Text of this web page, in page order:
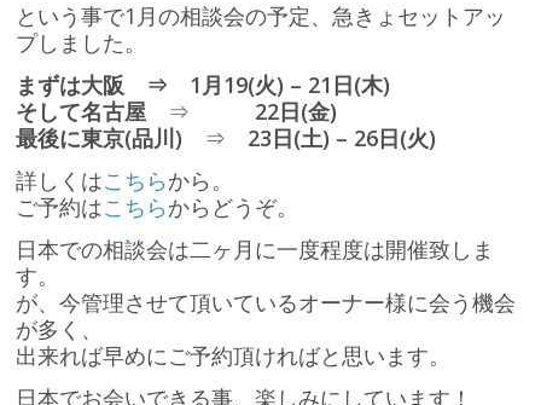
という事で1月の相談会の予定、急きょセットアッ
プしました。
まずは大阪 ⇒ 1月19(火) – 21日(木)
そして名古屋 ⇒ 22日(金)
最後に東京(品川) ⇒ 23日(土) – 26日(火)
詳しくはこちらから。
ご予約はこちらからどうぞ。
日本での相談会は二ヶ月に一度程度は開催致しま
す。
が、今管理させて頂いているオーナー様に会う機会
が多く、
出来れば早めにご予約頂ければと思います。
日本でお会いできる事、楽しみにしています！